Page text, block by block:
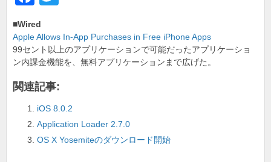
c
e
b
o
o
k
tt
er
■Wired
Apple Allows In-App Purchases in Free iPhone Apps
99セント以上のアプリケーションで可能だったアプリケーショ
ン内課金機能を、無料アプリケーションまで広げた。
関連記事:
iOS 8.0.2
Application Loader 2.7.0
OS X Yosemiteのダウンロード開始